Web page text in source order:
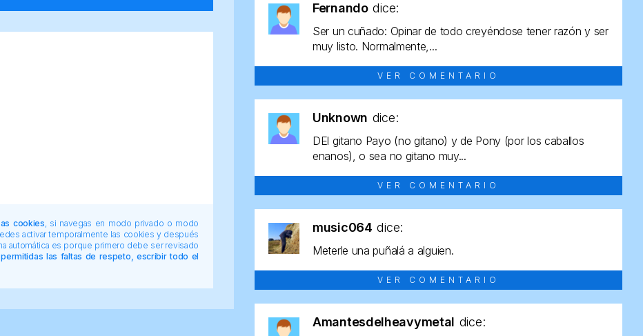
cookies , si navegas en modo privado o modo
activar temporalmente las cookies y después
automática es porque primero debe ser revisado
las faltas de respeto, escribir todo el
Fernando dice:
Ser un cuñado: Opinar de todo creyéndose tener razón y ser
muy listo. Normalmente,...
VER COMENTARIO
Unknown dice:
DEl gitano Payo (no gitano) y de Pony (por los caballos
enanos), o sea no gitano muy...
VER COMENTARIO
music064 dice:
Meterle una puñalá a alguien.
VER COMENTARIO
Amantesdelheavymetal dice: